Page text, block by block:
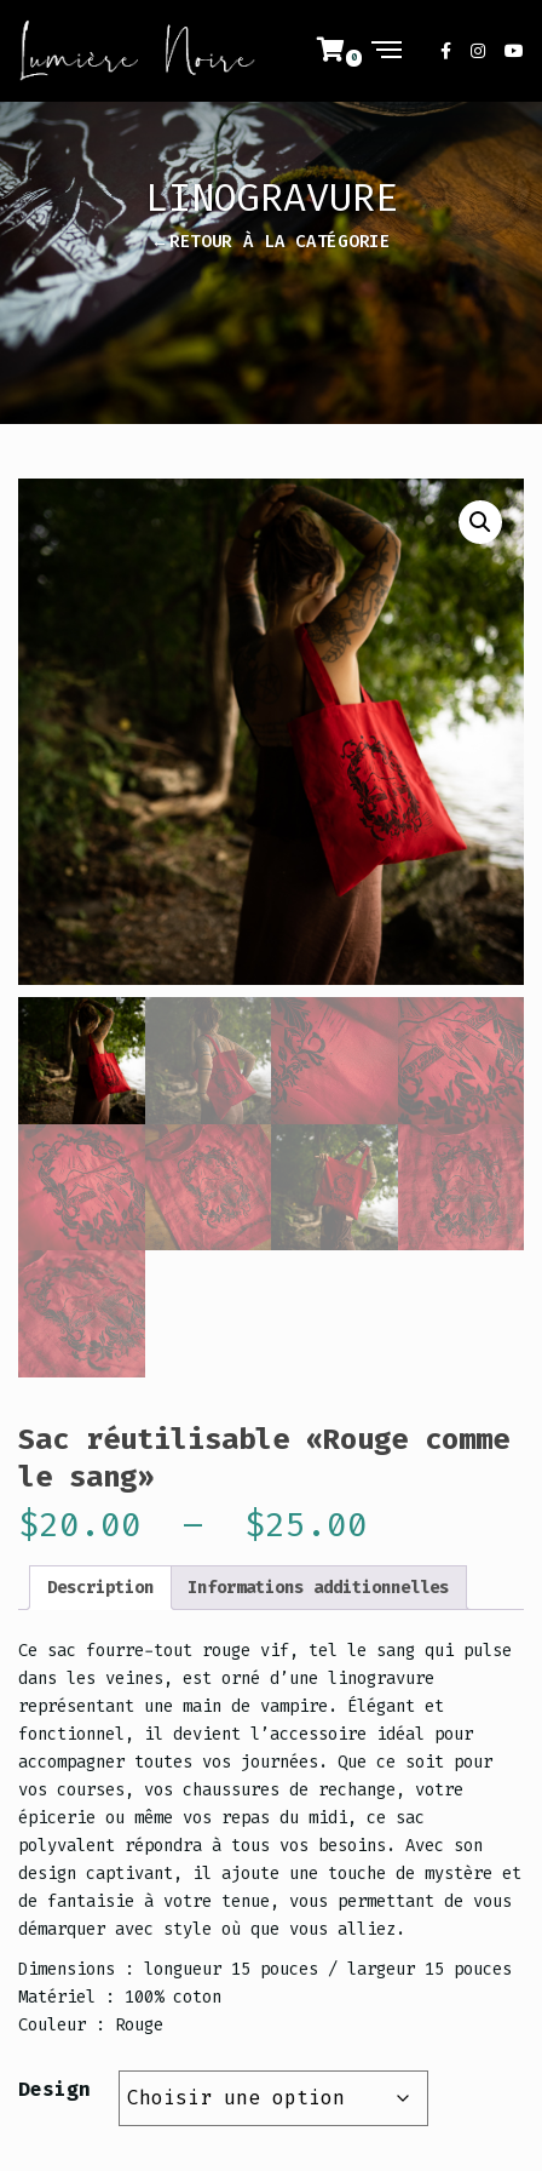
LINOGRAVURE
←RETOUR À LA CATÉGORIE
Sac réutilisable «Rouge comme
le sang»
$20.00 – $25.00
de
prix :
$20.00
à
$25.00
Description Informations additionnelles
Ce sac fourre-tout rouge vif, tel le sang qui pulse
dans les veines, est orné d’une linogravure
représentant une main de vampire. Élégant et
fonctionnel, il devient l’accessoire idéal pour
accompagner toutes vos journées. Que ce soit pour
vos courses, vos chaussures de rechange, votre
épicerie ou même vos repas du midi, ce sac
polyvalent répondra à tous vos besoins. Avec son
design captivant, il ajoute une touche de mystère et
de fantaisie à votre tenue, vous permettant de vous
démarquer avec style où que vous alliez.
Dimensions : longueur 15 pouces / largeur 15 pouces
Matériel : 100% coton
Couleur : Rouge
Design